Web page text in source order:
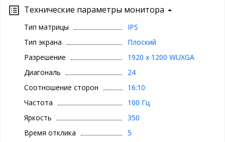
Технические параметры монитора
Тип матрицы
IPS
Тип экрана
Плоский
Разрешение
1920 x 1200 WUXGA
Диагональ
24
Соотношение сторон
16:10
Частота
100 Гц
Яркость
350
Время отклика
5